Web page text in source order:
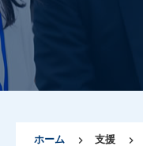
ホーム 支援